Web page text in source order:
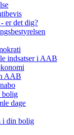
er det dig?
indsatser i AAB
AAB
bolig
dage
i din bolig